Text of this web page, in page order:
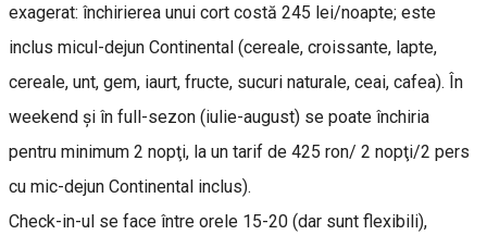
exagerat: închirierea unui cort costă 245 lei/noapte; este
inclus micul-dejun Continental (cereale, croissante, lapte,
cereale, unt, gem, iaurt, fructe, sucuri naturale, ceai, cafea). În
weekend şi în full-sezon (iulie-august) se poate închiria
pentru minimum 2 nopţi, la un tarif de 425 ron/ 2 nopţi/2 pers
cu mic-dejun Continental inclus).
Check-in-ul se face între orele 15-20 (dar sunt flexibili),